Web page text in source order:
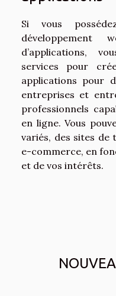
Si vous
d’applications,
services pour
applications pour
entreprises et
professionnels
en ligne. Vous
variés, des sites de
e-commerce, en
et de vos intérêts.